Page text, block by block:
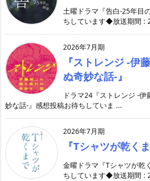
土曜ドラマ『告白-25年目
ちしています◆放送期間 :
2026年7月期
『ストレンジ -伊
ぬ奇妙な話-』
ドラマ24『ストレンジ -
妙な話-』感想投稿お待ちしていま ...
2026年7月期
『Tシャツが乾くま
金曜ドラマ『Tシャツが乾
ちしています◆放送期間 :